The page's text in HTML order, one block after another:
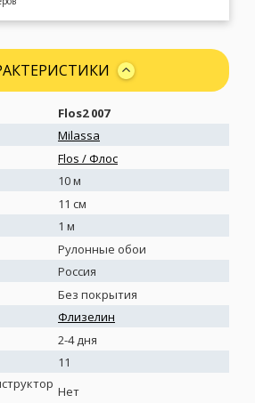
Flos2 007
Milassa
Flos / Флос
10 м
11 см
1 м
Рулонные обои
Россия
Без покрытия
Флизелин
2-4 дня
11
Нет